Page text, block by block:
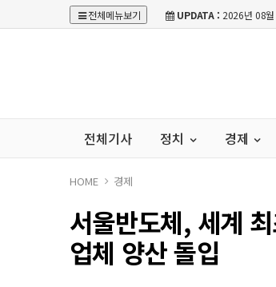
전체메뉴보기 UPDATA : 2026년 08
전체기사 정치 경제
HOME 경제
서울반도체, 세계
업체 양산 돌입